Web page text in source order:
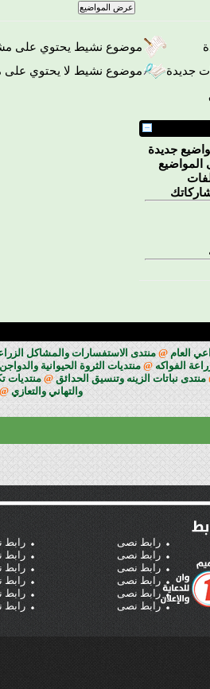
موضوع نشيط يحتوي على
جديدة
موضوع نشيط لا يحتوي على
جديدة
المواضيع
العام @منتدى الاستفسارات والمشاكل
الفواكه @منتديات الثروة الحيوانية
منتدى نباتات الزينه وتنسيق الحدائق @منتديات
والتهاني والتعازي
رابط
رابط
رابط
رابط
رابط
رابط
رابط نصى
رابط نصى
رابط نصى
رابط نصى
رابط نصى
رابط نصى